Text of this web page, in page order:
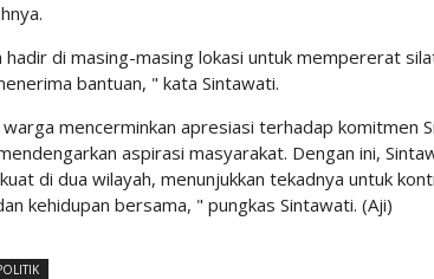
hadir di masing-masing lokasi untuk mempererat
bantuan, " kata Sintawati.
mencerminkan apresiasi terhadap komitmen
aspirasi masyarakat. Dengan ini,
di dua wilayah, menunjukkan tekadnya untuk
kehidupan bersama, " pungkas Sintawati. (Aji)